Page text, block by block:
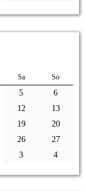
Sa So
5
6
12
13
19
20
26
27
3 4